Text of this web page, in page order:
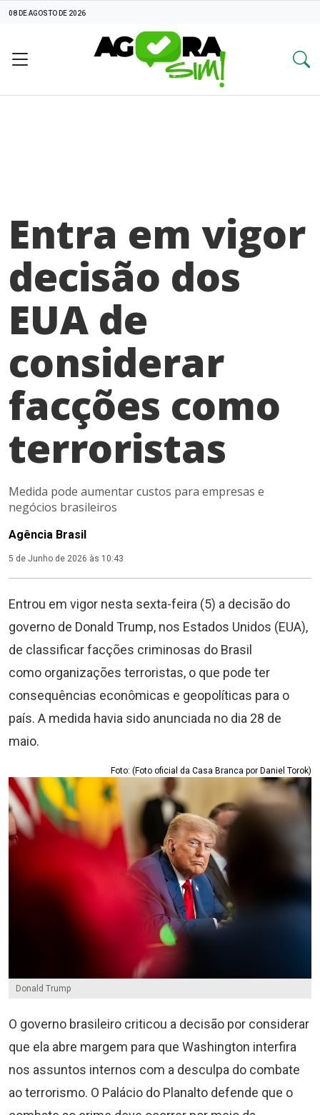
08 DE AGOSTO DE 2026
Entra em vigor
decisão dos
EUA de
considerar
facções como
terroristas
Medida pode aumentar custos para empresas e
negócios brasileiros
Agência Brasil
5 de Junho de 2026 às 10:43
Entrou em vigor nesta sexta-feira (5) a decisão do
governo de Donald Trump, nos Estados Unidos (EUA),
de classificar facções criminosas do Brasil
como organizações terroristas, o que pode ter
consequências econômicas e geopolíticas para o
país. A medida havia sido anunciada no dia 28 de
maio.
Foto: (Foto oficial da Casa Branca por Daniel Torok)
Donald Trump
O governo brasileiro criticou a decisão por considerar
que ela abre margem para que Washington interfira
nos assuntos internos com a desculpa do combate
ao terrorismo. O Palácio do Planalto defende que o